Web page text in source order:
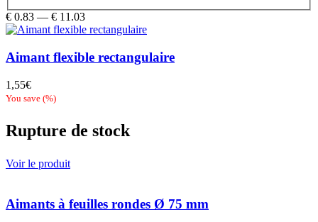
€ 0.83 — € 11.03
Aimant flexible rectangulaire
1,55€
You save (%)
Rupture de stock
Voir le produit
Aimants à feuilles rondes Ø 75 mm